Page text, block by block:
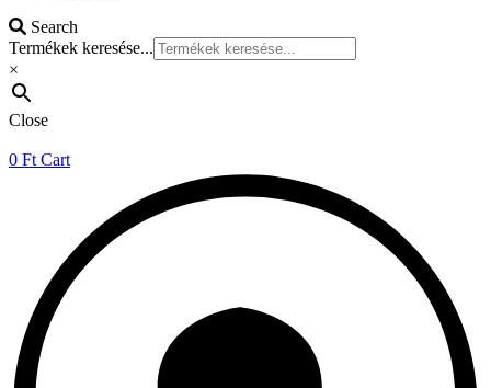
Search
Termékek keresése...
×
Close
0 Ft Cart